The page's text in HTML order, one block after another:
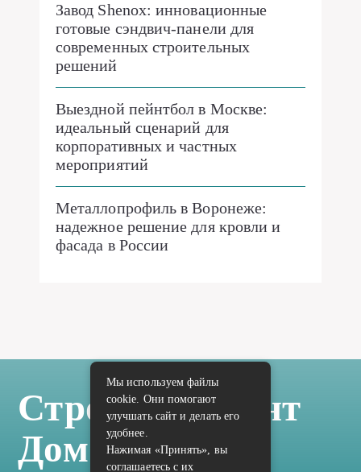
Завод Shenox: инновационные
готовые сэндвич-панели для
современных строительных
решений
Выездной пейнтбол в Москве:
идеальный сценарий для
корпоративных и частных
мероприятий
Металлопрофиль в Воронеже:
надежное решение для кровли и
фасада в России
Стройка Ремонт
Дом Отделка
Мы используем файлы
cookie. Они помогают
улучшать сайт и делать его
удобнее.
Нажимая «Принять», вы
соглашаетесь с их